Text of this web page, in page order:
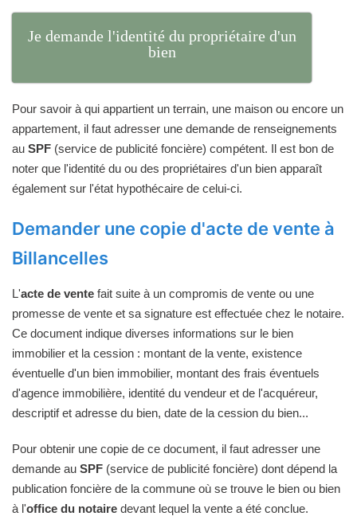
Je demande l'identité du propriétaire d'un
bien
Pour savoir à qui appartient un terrain, une maison ou encore un
appartement, il faut adresser une demande de renseignements
au SPF (service de publicité foncière) compétent. Il est bon de
noter que l'identité du ou des propriétaires d'un bien apparaît
également sur l'état hypothécaire de celui-ci.
Demander une copie d'acte de vente à
Billancelles
L'acte de vente fait suite à un compromis de vente ou une
promesse de vente et sa signature est effectuée chez le notaire.
Ce document indique diverses informations sur le bien
immobilier et la cession : montant de la vente, existence
éventuelle d'un bien immobilier, montant des frais éventuels
d'agence immobilière, identité du vendeur et de l'acquéreur,
descriptif et adresse du bien, date de la cession du bien...
Pour obtenir une copie de ce document, il faut adresser une
demande au SPF (service de publicité foncière) dont dépend la
publication foncière de la commune où se trouve le bien ou bien
à l'office du notaire devant lequel la vente a été conclue.